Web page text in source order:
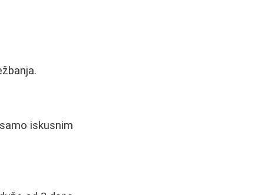
iskusnim